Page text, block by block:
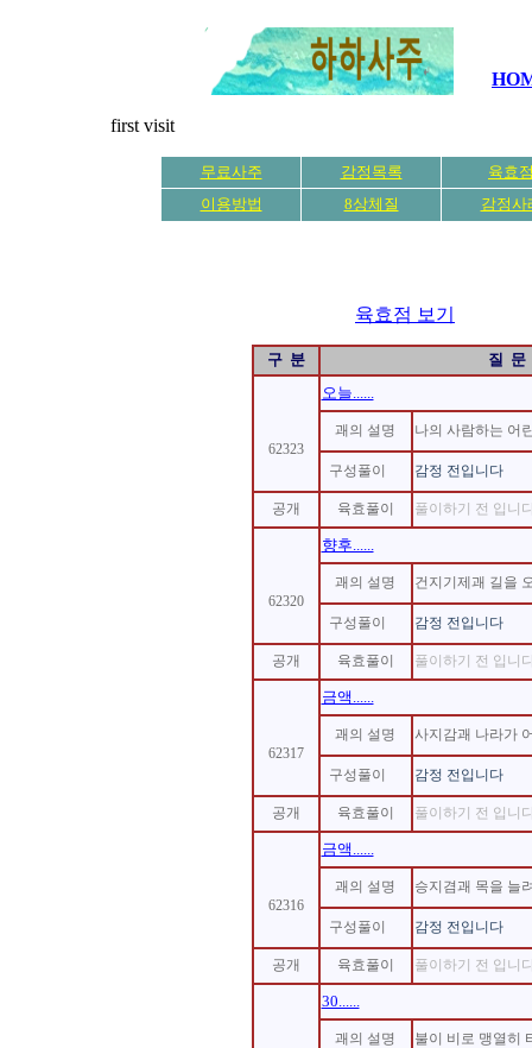
first visit
무료사주 감정목록
육효
이용방법
8상체질 감정사
육효점 보기
구 분 질 문
62323
오늘......
괘의 설명 나의 사람하는 어
구성풀이 감정 전입니다
공개 육효풀이 풀이하기 전 입니
62320
향후......
괘의 설명 건지기제괘 길을
구성풀이 감정 전입니다
공개 육효풀이 풀이하기 전 입니
62317
금액......
괘의 설명 사지감괘 나라가
구성풀이 감정 전입니다
공개 육효풀이 풀이하기 전 입니
62316
금액......
괘의 설명 승지겸괘 목을 늘
구성풀이 감정 전입니다
공개 육효풀이 풀이하기 전 입니
30......
괘의 설명 불이 비로 맹열히